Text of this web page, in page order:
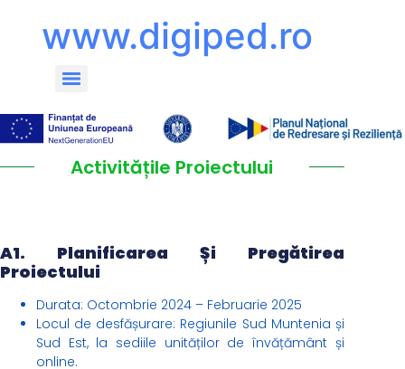
www.digiped.ro
Activitățile Proiectului
A1. Planificarea Și Pregătirea
Proiectului
Durata: Octombrie 2024 – Februarie 2025
Locul de desfășurare: Regiunile Sud Muntenia și
Sud Est, la sediile unităților de învățământ și
online.